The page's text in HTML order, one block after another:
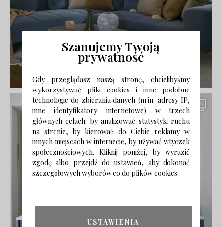
Szanujemy Twoją
prywatność
Gdy przeglądasz naszą stronę, chcielibyśmy
wykorzystywać pliki cookies i inne podobne
technologie do zbierania danych (m.in. adresy IP,
inne identyfikatory internetowe) w trzech
głównych celach: by analizować statystyki ruchu
na stronie, by kierować do Ciebie reklamy w
innych miejscach w internecie, by używać wtyczek
społecznościowych. Kliknij poniżej, by wyrazić
zgodę albo przejdź do ustawień, aby dokonać
szczegółowych wyborów co do plików cookies.
USTAWIENIA